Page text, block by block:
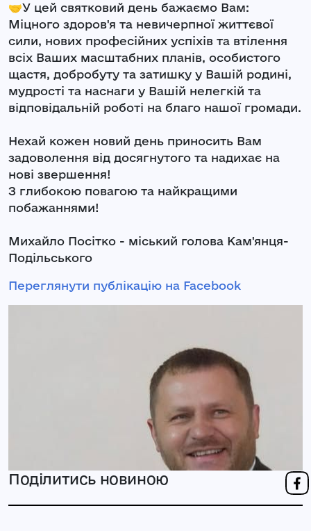
🤝У цей святковий день бажаємо Вам:
Міцного здоров'я та невичерпної життєвої
сили, нових професійних успіхів та втілення
всіх Ваших масштабних планів, особистого
щастя, добробуту та затишку у Вашій родині,
мудрості та наснаги у Вашій нелегкій та
відповідальній роботі на благо нашої громади.
Нехай кожен новий день приносить Вам
задоволення від досягнутого та надихає на
нові звершення!
З глибокою повагою та найкращими
побажаннями!
Михайло Посітко - міський голова Кам'янця-
Подільського
Переглянути публікацію на Facebook
Поділитись новиною